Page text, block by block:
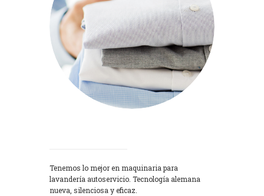
Tenemos lo mejor en maquinaria para
lavandería autoservicio. Tecnología alemana
nueva, silenciosa y eficaz.